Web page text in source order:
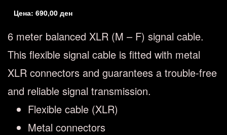
Цена: 690,00 ден
6 meter balanced XLR (M – F) signal cable.
This flexible signal cable is fitted with metal
XLR connectors and guarantees a trouble-free
and reliable signal transmission.
Flexible cable (XLR)
Metal connectors